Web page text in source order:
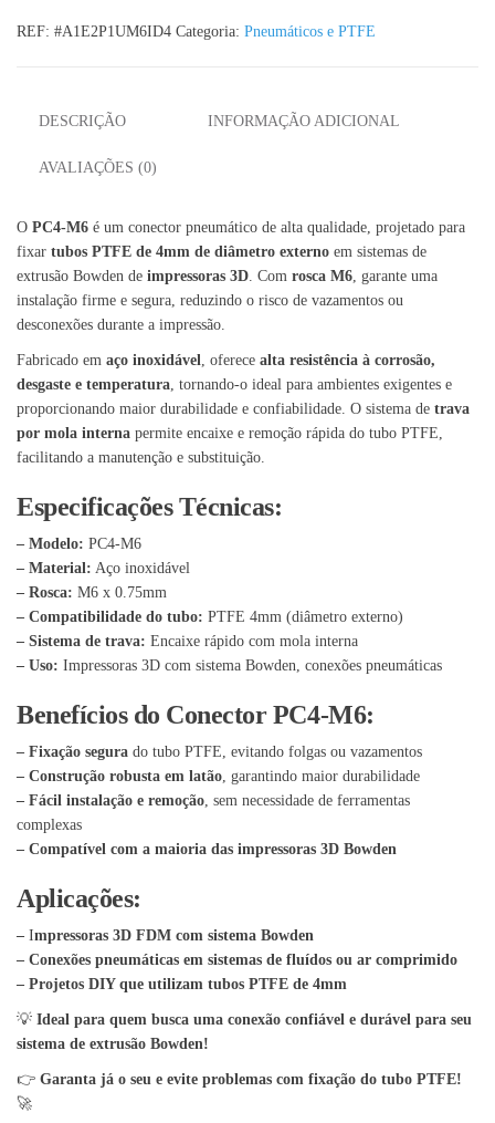
REF: #A1E2P1UM6ID4 Categoria: Pneumáticos e PTFE
DESCRIÇÃO INFORMAÇÃO ADICIONAL
AVALIAÇÕES (0)
O PC4-M6 é um conector pneumático de alta qualidade, projetado para
fixar tubos PTFE de 4mm de diâmetro externo em sistemas de
extrusão Bowden de impressoras 3D. Com rosca M6, garante uma
instalação firme e segura, reduzindo o risco de vazamentos ou
desconexões durante a impressão.
Fabricado em aço inoxidável, oferece alta resistência à corrosão,
desgaste e temperatura, tornando-o ideal para ambientes exigentes e
proporcionando maior durabilidade e confiabilidade. O sistema de trava
por mola interna permite encaixe e remoção rápida do tubo PTFE,
facilitando a manutenção e substituição.
Especificações Técnicas:
– Modelo: PC4-M6
– Material: Aço inoxidável
– Rosca: M6 x 0.75mm
– Compatibilidade do tubo: PTFE 4mm (diâmetro externo)
– Sistema de trava: Encaixe rápido com mola interna
– Uso: Impressoras 3D com sistema Bowden, conexões pneumáticas
Benefícios do Conector PC4-M6:
– Fixação segura do tubo PTFE, evitando folgas ou vazamentos
– Construção robusta em latão, garantindo maior durabilidade
– Fácil instalação e remoção, sem necessidade de ferramentas
complexas
– Compatível com a maioria das impressoras 3D Bowden
Aplicações:
– Impressoras 3D FDM com sistema Bowden
– Conexões pneumáticas em sistemas de fluídos ou ar comprimido
– Projetos DIY que utilizam tubos PTFE de 4mm
💡 Ideal para quem busca uma conexão confiável e durável para seu
sistema de extrusão Bowden!
👉 Garanta já o seu e evite problemas com fixação do tubo PTFE!
🚀